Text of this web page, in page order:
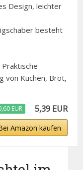
Design, leichter
besteht
von Kuchen, Brot,
EUR 5,39 EUR
Amazon kaufen